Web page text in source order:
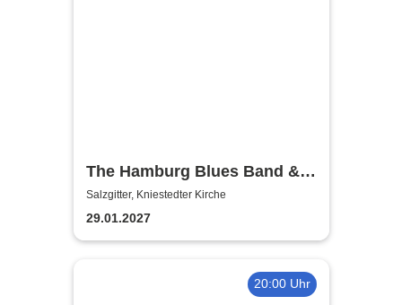
The Hamburg Blues Band &
Friends
Salzgitter, Kniestedter Kirche
29.01.2027
20:00 Uhr